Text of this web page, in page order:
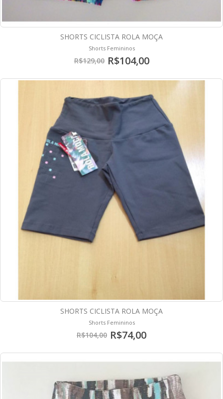
SHORTS CICLISTA ROLA MOÇA
Shorts Femininos
R$129,00 R$104,00
SHORTS CICLISTA ROLA MOÇA
Shorts Femininos
R$104,00 R$74,00